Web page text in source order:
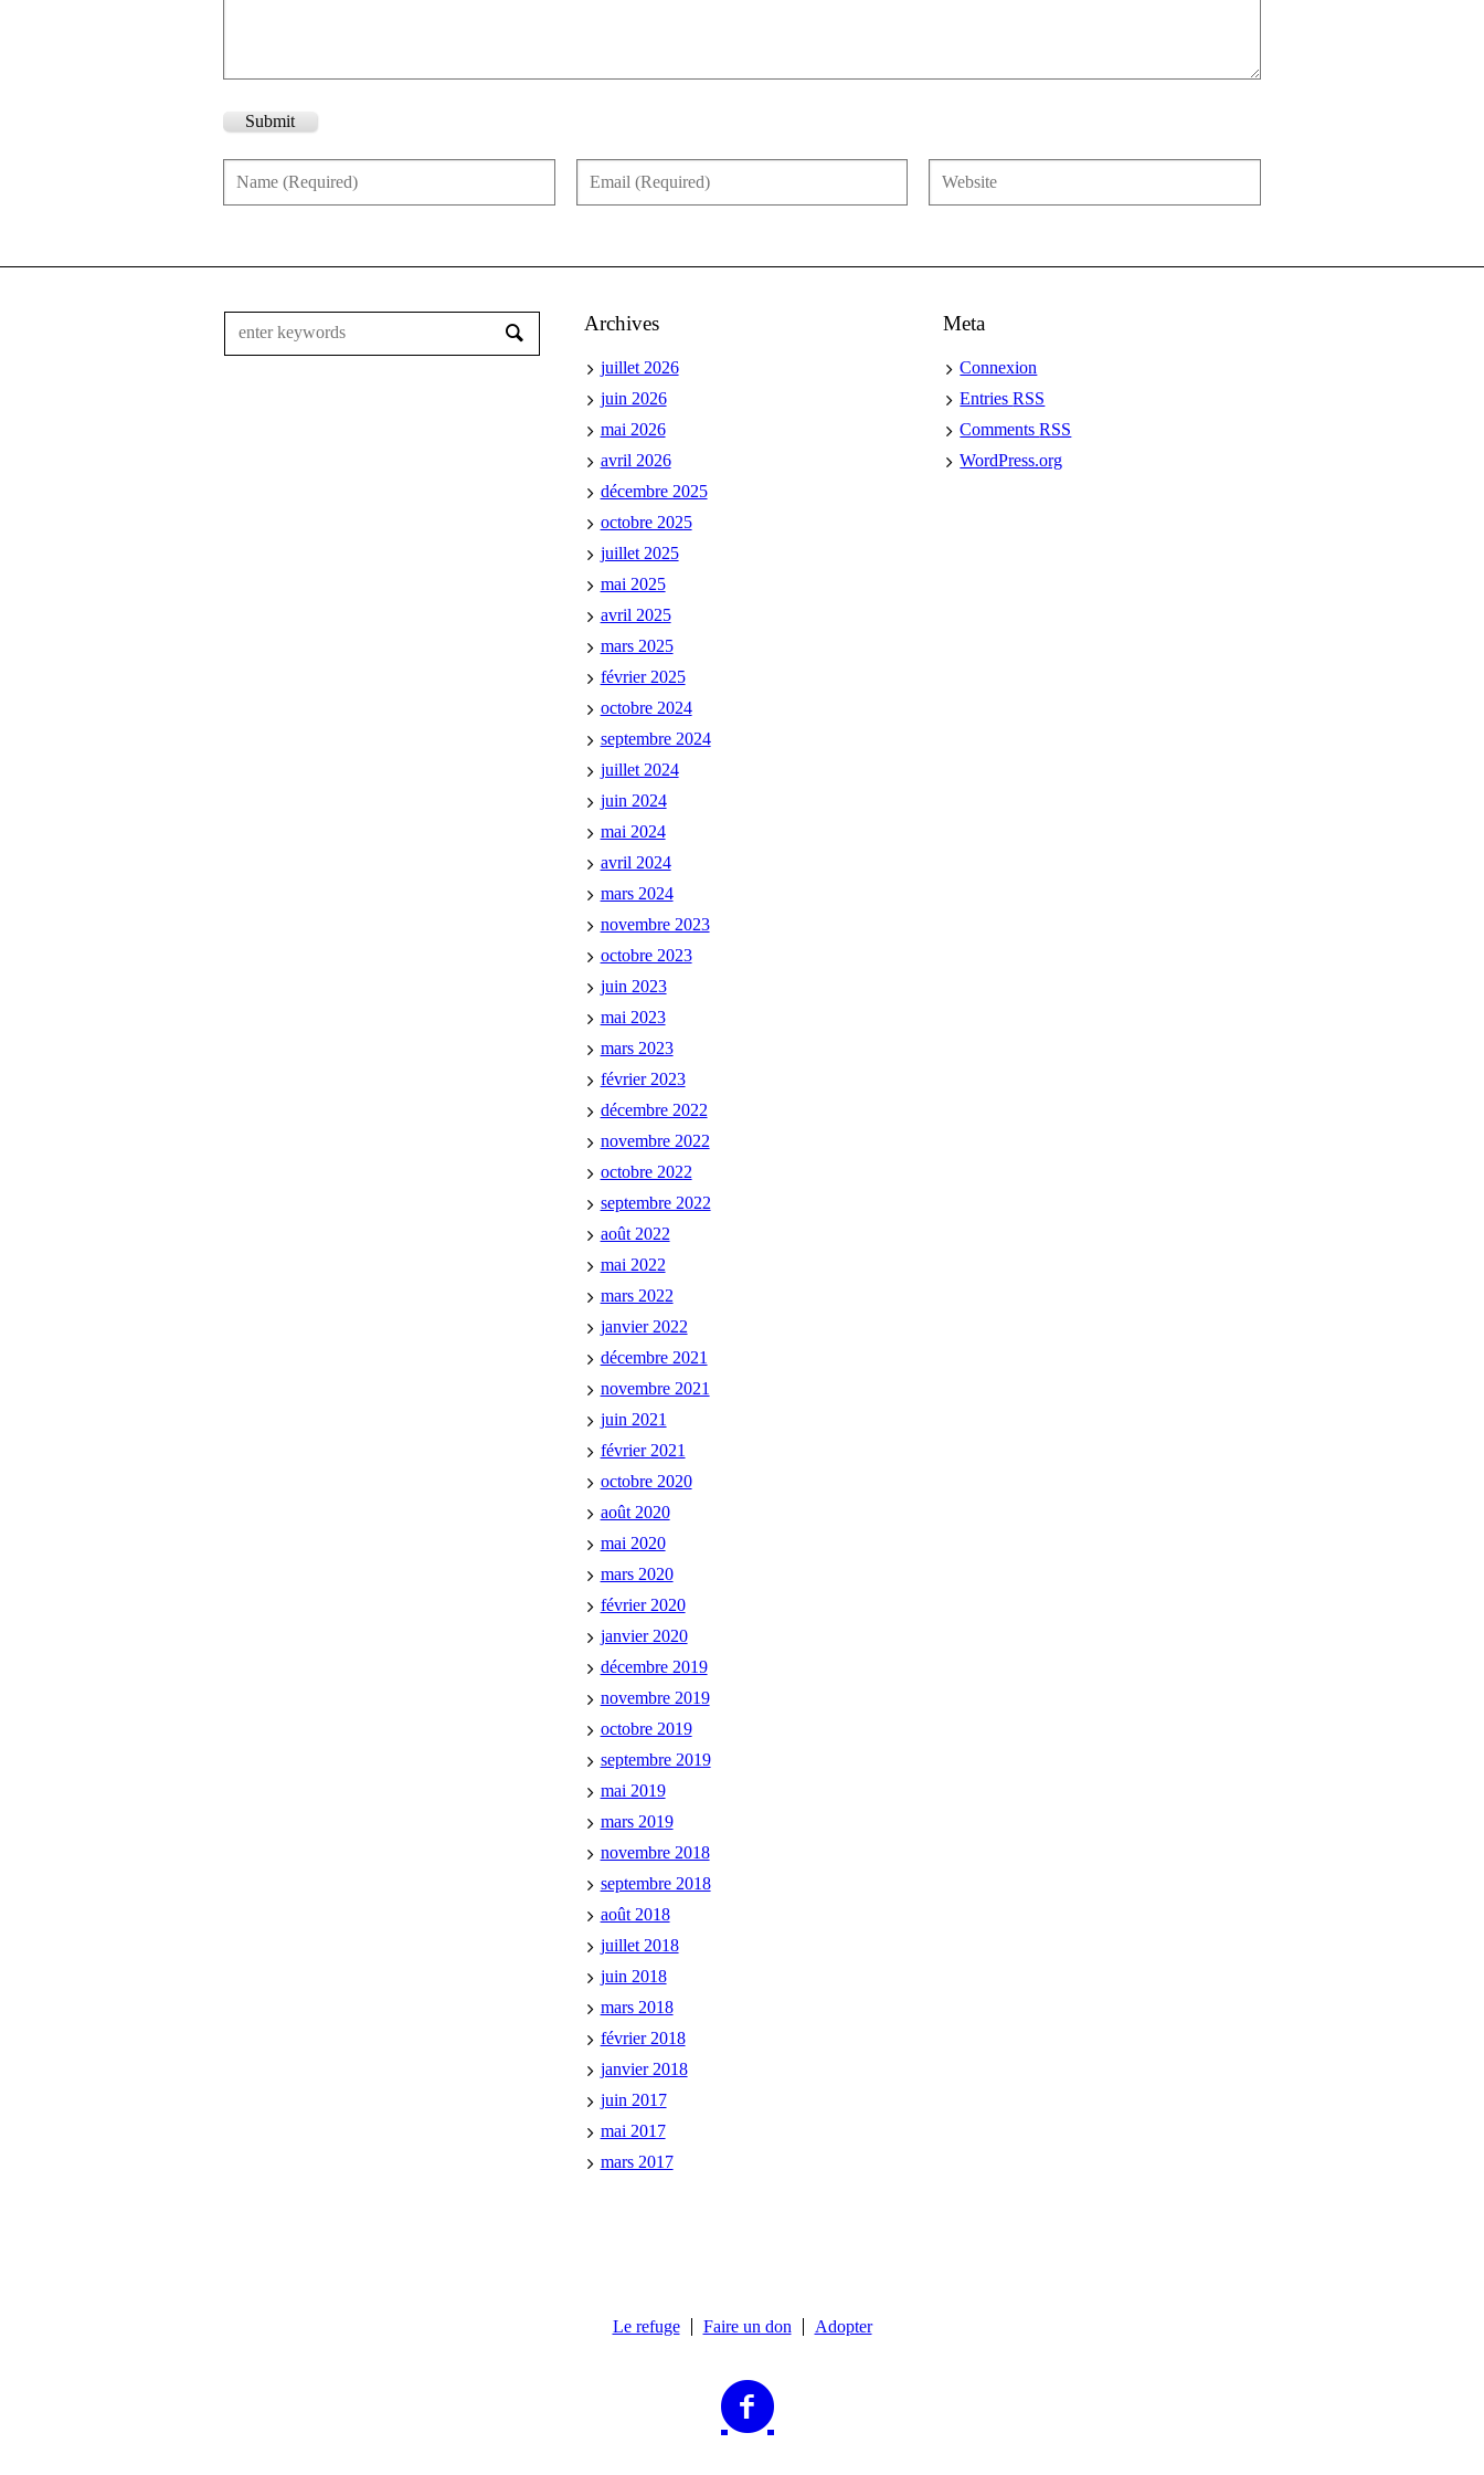
Submit
Archives
juillet 2026
juin 2026
mai 2026
avril 2026
décembre 2025
octobre 2025
juillet 2025
mai 2025
avril 2025
mars 2025
février 2025
octobre 2024
septembre 2024
juillet 2024
juin 2024
mai 2024
avril 2024
mars 2024
novembre 2023
octobre 2023
juin 2023
mai 2023
mars 2023
février 2023
décembre 2022
novembre 2022
octobre 2022
septembre 2022
août 2022
mai 2022
mars 2022
janvier 2022
décembre 2021
novembre 2021
juin 2021
février 2021
octobre 2020
août 2020
mai 2020
mars 2020
février 2020
janvier 2020
décembre 2019
novembre 2019
octobre 2019
septembre 2019
mai 2019
mars 2019
novembre 2018
septembre 2018
août 2018
juillet 2018
juin 2018
mars 2018
février 2018
janvier 2018
juin 2017
mai 2017
mars 2017
Meta
Connexion
EntriesRSS
CommentsRSS
WordPress.org
Le refuge Faire un don Adopter